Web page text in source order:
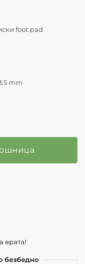
foot pad
mm
врата!
безбедно